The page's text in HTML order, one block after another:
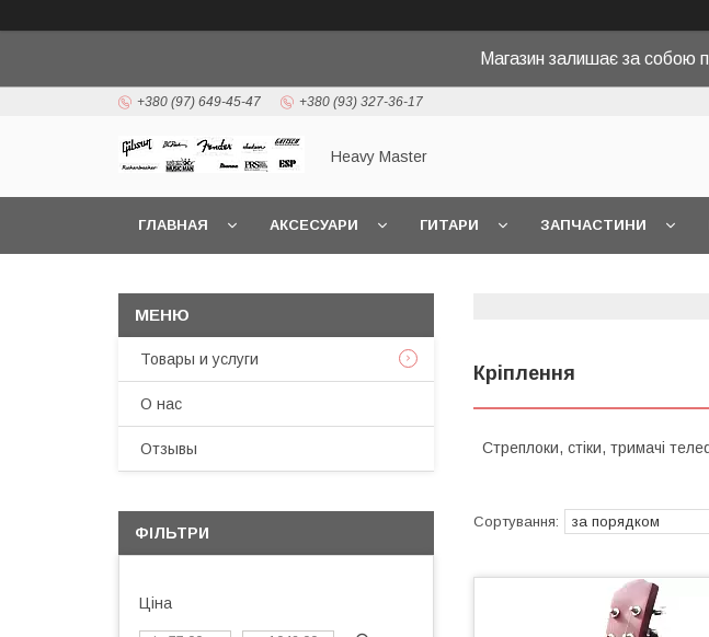
Магазин залишає за собою
+380 (97) 649-45-47 +380 (93) 327-36-17
Heavy Master
ГЛАВНАЯ АКСЕСУАРИ ГИТАРИ ЗАПЧАСТИНИ
Кріплення
Стреплоки, стіки, тримачі
Товары и услуги
О нас
Отзывы
ФІЛЬТРИ
Ціна